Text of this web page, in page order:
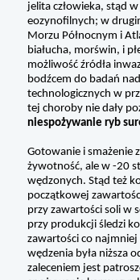
jelita człowieka, stąd
eozynofilnych; w
Morzu Północnym i
białucha, morświn, i
możliwość źródła
bodźcem do badań
technologicznych w
tej choroby nie dały
niespożywanie ryb
Gotowanie i smażenie
żywotność, ale w -20
wędzonych. Stąd też
początkowej
przy zawartości soli w
przy produkcji śledzi
zawartości co najmniej
wędzenia była niższa
zaleceniem jest